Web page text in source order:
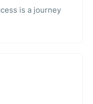
is a journey